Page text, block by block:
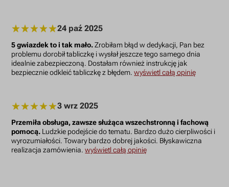
24 paź 2025
5 gwiazdek to i tak mało.Zrobiłam błąd w dedykacji, Pan bez
problemu dorobił tabliczkę i wysłał jeszcze tego samego dnia
idealnie zabezpieczoną. Dostałam również instrukcję jak
bezpiecznie odkleić tabliczkę z błędem.wyświetl całą opinię
3 wrz 2025
Przemiła obsługa, zawsze służąca wszechstronną i fachową
pomocą. Ludzkie podejście do tematu. Bardzo dużo cierpliwości i
wyrozumiałości. Towary bardzo dobrej jakości. Błyskawiczna
realizacja zamówienia.wyświetl całą opinię